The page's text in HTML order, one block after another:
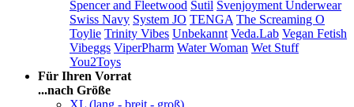
Spencer and Fleetwood Sutil Svenjoyment Underwear
Swiss Navy System JO TENGA The Screaming O
Toylie Trinity Vibes Unbekannt Veda.Lab Vegan Fetish
Vibeggs ViperPharm Water Woman Wet Stuff
You2Toys
Für Ihren Vorrat
...nach Größe
XL (lang - breit - groß)